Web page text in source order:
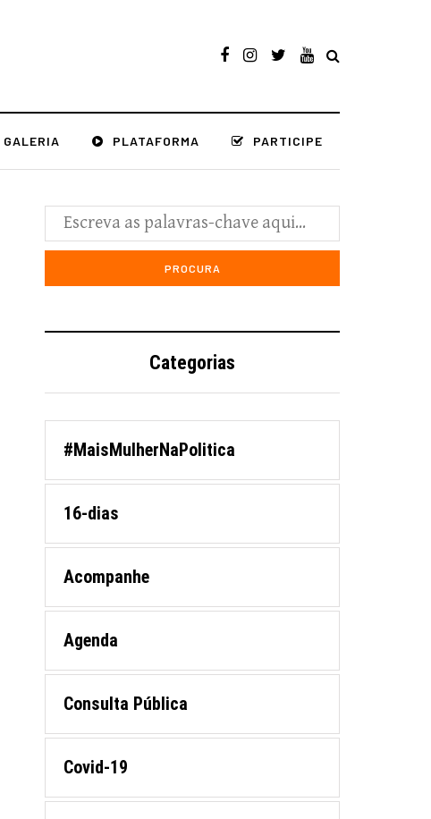
GALERIA PLATAFORMA PARTICIPE
Categorias
#MaisMulherNaPolitica
16-dias
Acompanhe
Agenda
Consulta Pública
Covid-19